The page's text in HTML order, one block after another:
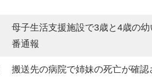
母子生活支援施設で3歳と4歳の
番通報
搬送先の病院で姉妹の死亡が確認